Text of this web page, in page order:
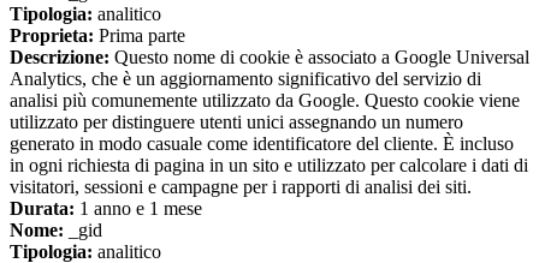
Tipologia: analitico
Proprieta: Prima parte
Descrizione: Questo nome di cookie è associato a Google Universal
Analytics, che è un aggiornamento significativo del servizio di
analisi più comunemente utilizzato da Google. Questo cookie viene
utilizzato per distinguere utenti unici assegnando un numero
generato in modo casuale come identificatore del cliente. È incluso
in ogni richiesta di pagina in un sito e utilizzato per calcolare i dati di
visitatori, sessioni e campagne per i rapporti di analisi dei siti.
Durata: 1 anno e 1 mese
Nome: _gid
Tipologia: analitico